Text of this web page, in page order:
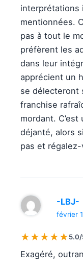
interprétations
mentionnées.
pas à tout le
préfèrent les
dans leur
apprécient un
se délecteront
franchise
mordant.
déjanté, alors
pas et
-LBJ-
février
★★★★★
Exagéré,